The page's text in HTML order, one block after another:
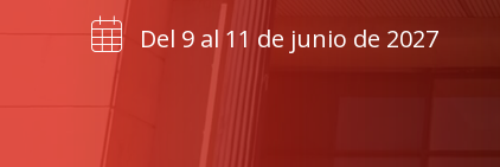
Del 9 al 11 de junio de 2027